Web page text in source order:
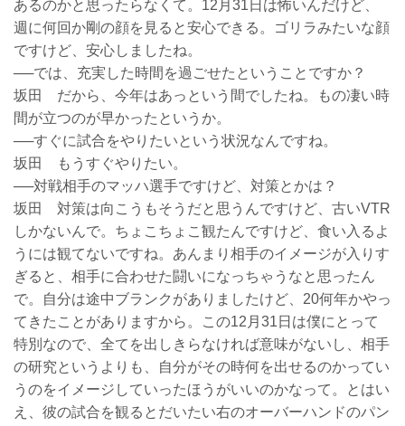
あるのかと思ったらなくて。12月31日は怖いんだけど、
週に何回か剛の顔を見ると安心できる。ゴリラみたいな顔
ですけど、安心しましたね。
──では、充実した時間を過ごせたということですか？
坂田 だから、今年はあっという間でしたね。もの凄い時
間が立つのが早かったというか。
──すぐに試合をやりたいという状況なんですね。
坂田 もうすぐやりたい。
──対戦相手のマッハ選手ですけど、対策とかは？
坂田 対策は向こうもそうだと思うんですけど、古いVTR
しかないんで。ちょこちょこ観たんですけど、食い入るよ
うには観てないですね。あんまり相手のイメージが入りす
ぎると、相手に合わせた闘いになっちゃうなと思ったん
で。自分は途中ブランクがありましたけど、20何年かやっ
てきたことがありますから。この12月31日は僕にとって
特別なので、全てを出しきらなければ意味がないし、相手
の研究というよりも、自分がその時何を出せるのかってい
うのをイメージしていったほうがいいのかなって。とはい
え、彼の試合を観るとだいたい右のオーバーハンドのパン